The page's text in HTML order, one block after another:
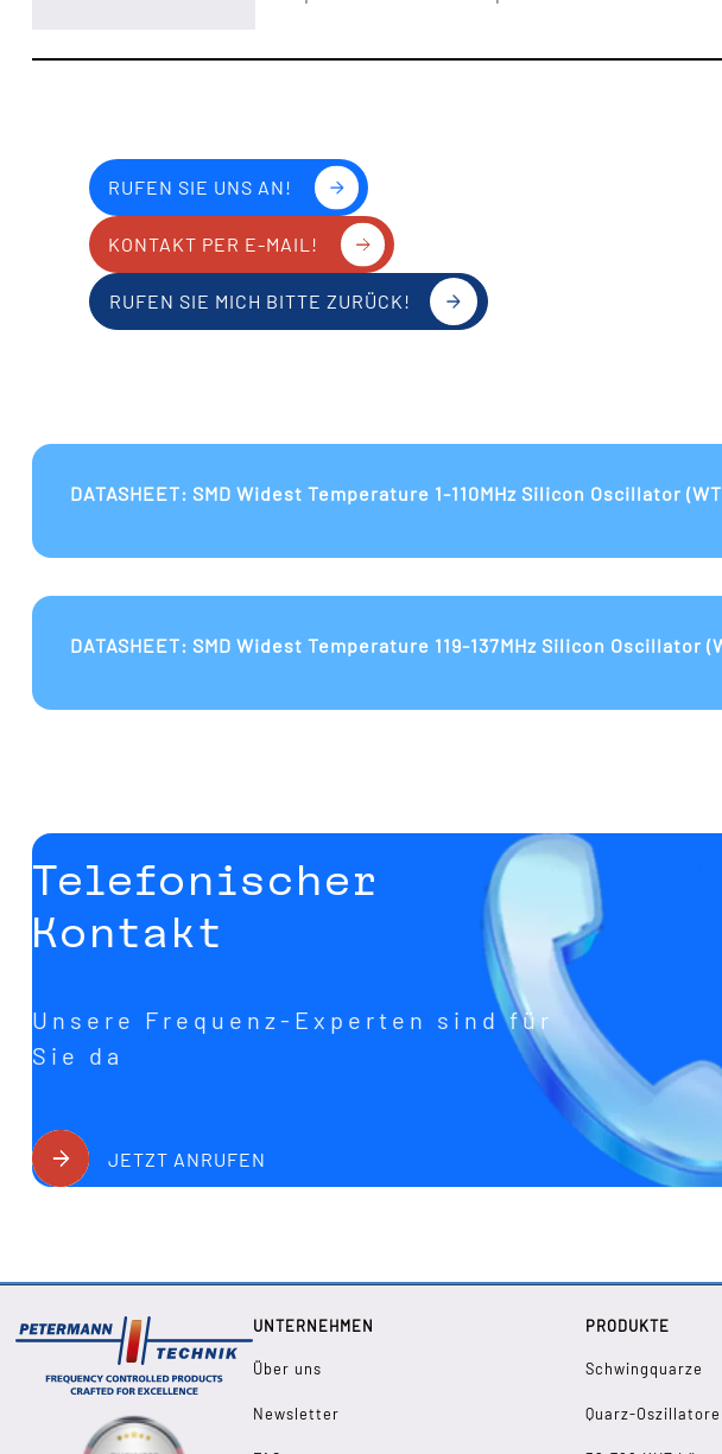
RUFEN SIE UNS AN!
KONTAKT PER E-MAIL!
RUFEN SIE MICH BITTE ZURÜCK!
DATASHEET: SMD Widest Temperature 1-110MHz Silicon Oscillator
DATASHEET: SMD Widest Temperature 119-137MHz Silicon Oscillator
Telefonischer
Kontakt
Unsere Frequenz-Experten sind für
Sie da
JETZT ANRUFEN
UNTERNEHMEN
Über uns
Newsletter
PRODUKTE
Schwingquarze
Quarz-